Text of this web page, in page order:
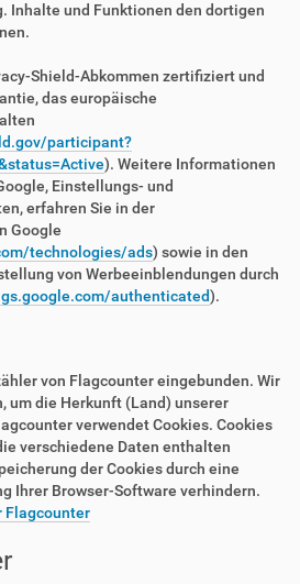
Inhalte und Funktionen den dortigen
Shield-Abkommen zertifiziert und
das europäische
participant?
). Weitere Informationen
Einstellungs- und
erfahren Sie in der
Google
technologies/ads) sowie in den
von Werbeeinblendungen durch
authenticated).
von Flagcounter eingebunden. Wir
um die Herkunft (Land) unserer
verwendet Cookies. Cookies
verschiedene Daten enthalten
der Cookies durch eine
Ihrer Browser-Software verhindern.
Flagcounter